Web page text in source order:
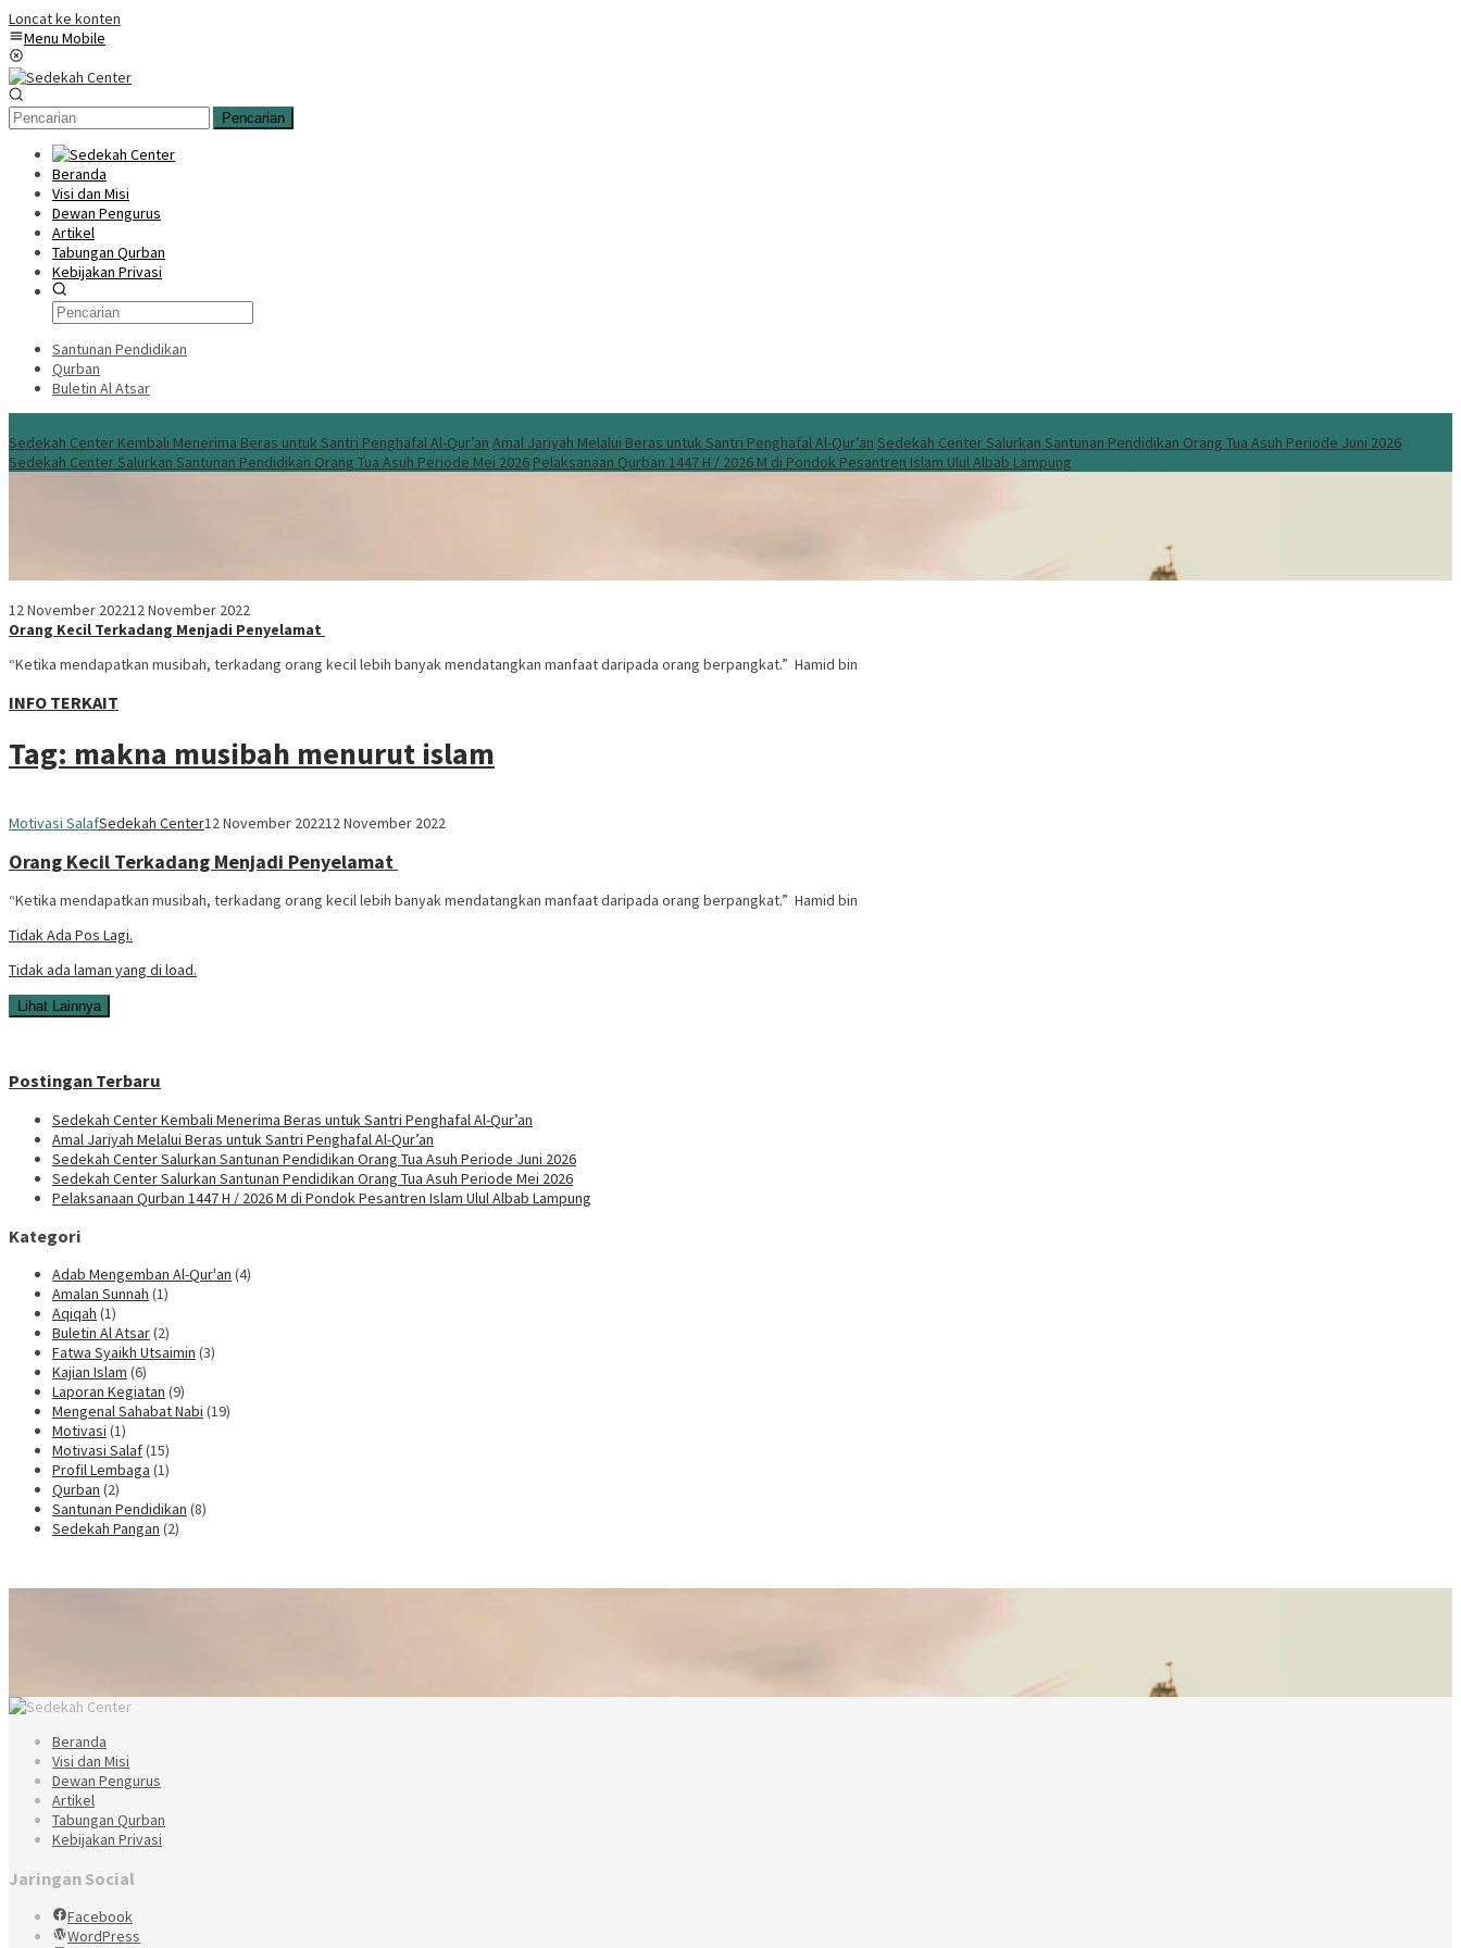
Loncat ke konten
Menu Mobile
Pencarian
Beranda
Visi dan Misi
Dewan Pengurus
Artikel
Tabungan Qurban
Kebijakan Privasi
Santunan Pendidikan
Qurban
Buletin Al Atsar
Sedekah Center Kembali Menerima Beras untuk Santri Penghafal Al-Qur’an Amal Jariyah Melalui Beras untuk Santri Penghafal Al-Qur’an Sedekah Center Salurkan Santunan Pendidikan Orang Tua Asuh Periode Juni 2026
Sedekah Center Salurkan Santunan Pendidikan Orang Tua Asuh Periode Mei 2026 Pelaksanaan Qurban 1447 H / 2026 M di Pondok Pesantren Islam Ulul Albab Lampung
12 November 202212 November 2022
Orang Kecil Terkadang Menjadi Penyelamat
“Ketika mendapatkan musibah, terkadang orang kecil lebih banyak mendatangkan manfaat daripada orang berpangkat.” Hamid bin
INFO TERKAIT
Tag: makna musibah menurut islam
Motivasi SalafSedekah Center12 November 202212 November 2022
Orang Kecil Terkadang Menjadi Penyelamat
“Ketika mendapatkan musibah, terkadang orang kecil lebih banyak mendatangkan manfaat daripada orang berpangkat.” Hamid bin
Tidak Ada Pos Lagi.
Tidak ada laman yang di load.
Lihat Lainnya
Postingan Terbaru
Sedekah Center Kembali Menerima Beras untuk Santri Penghafal Al-Qur’an
Amal Jariyah Melalui Beras untuk Santri Penghafal Al-Qur’an
Sedekah Center Salurkan Santunan Pendidikan Orang Tua Asuh Periode Juni 2026
Sedekah Center Salurkan Santunan Pendidikan Orang Tua Asuh Periode Mei 2026
Pelaksanaan Qurban 1447 H / 2026 M di Pondok Pesantren Islam Ulul Albab Lampung
Kategori
Adab Mengemban Al-Qur'an (4)
Amalan Sunnah (1)
Aqiqah (1)
Buletin Al Atsar(2)
Fatwa Syaikh Utsaimin (3)
Kajian Islam (6)
Laporan Kegiatan (9)
Mengenal Sahabat Nabi (19)
Motivasi (1)
Motivasi Salaf(15)
Profil Lembaga (1)
Qurban (2)
Santunan Pendidikan (8)
Sedekah Pangan (2)
Beranda
Visi dan Misi
Dewan Pengurus
Artikel
Tabungan Qurban
Kebijakan Privasi
Jaringan Social
Facebook
WordPress